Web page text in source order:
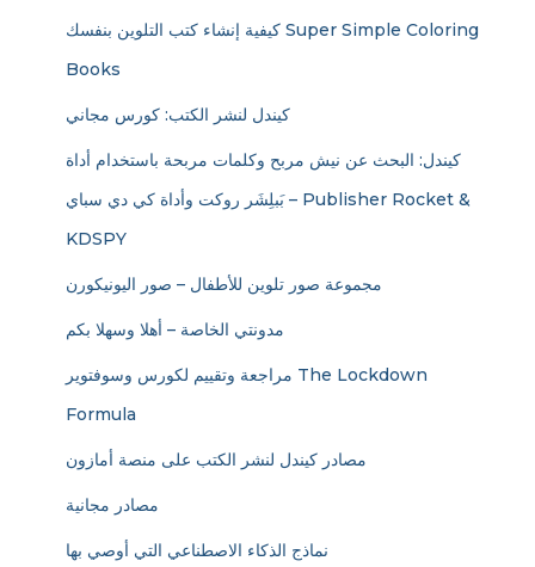
كيفية إنشاء كتب التلوين بنفسك Super Simple Coloring
Books
كيندل لنشر الكتب: كورس مجاني
كيندل: البحث عن نيش مربح وكلمات مربحة باستخدام أداة
بَبلِشَر روكت وأداة كي دي سباي – Publisher Rocket &
KDSPY
مجموعة صور تلوين للأطفال – صور اليونيكورن
مدونتي الخاصة – أهلا وسهلا بكم
مراجعة وتقييم لكورس وسوفتوير The Lockdown
Formula
مصادر كيندل لنشر الكتب على منصة أمازون
مصادر مجانية
نماذج الذكاء الاصطناعي التي أوصي بها